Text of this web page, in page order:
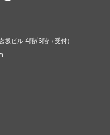
坂ビル 4階/6階（受付）